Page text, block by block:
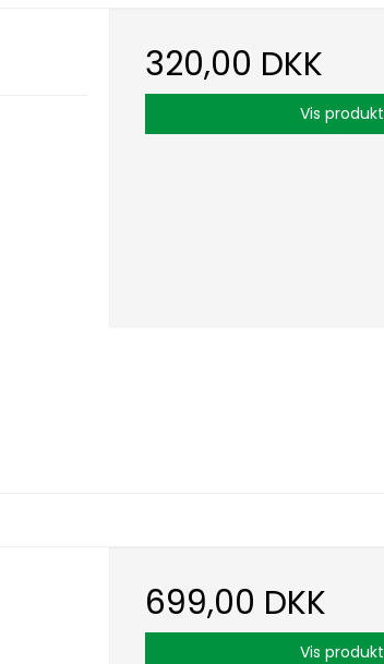
320,00 DKK
Vis produkt
699,00 DKK
Vis produkt